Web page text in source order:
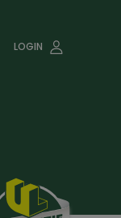
LOGIN